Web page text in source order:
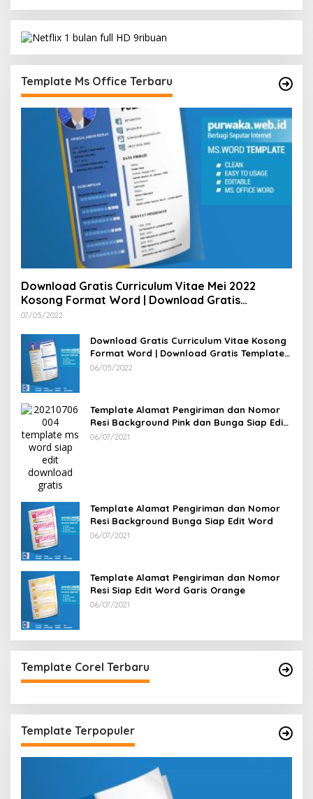
Template Ms Office Terbaru
Download Gratis Curriculum Vitae Mei 2022
Kosong Format Word | Download Gratis
Template CV Lamaran Kerja Doc Bisa Diedit
07/05/2022
Download Gratis Curriculum Vitae Kosong
Format Word | Download Gratis Template
CV Lamaran Kerja Doc Mudah Diedit
06/05/2022
Template Alamat Pengiriman dan Nomor
Resi Background Pink dan Bunga Siap Edit
Word
06/07/2021
Template Alamat Pengiriman dan Nomor
Resi Background Bunga Siap Edit Word
06/07/2021
Template Alamat Pengiriman dan Nomor
Resi Siap Edit Word Garis Orange
06/07/2021
Template Corel Terbaru
Template Terpopuler